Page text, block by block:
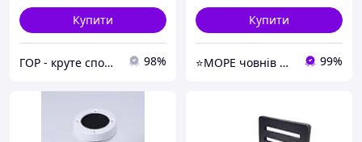
Купити
ГОР - круте спорядження для рафтингу та водного туризму 98%
Купити
⭐️МОРЕ човнів ПВХ ▶️more-lodok.com.ua ⚡ 99%